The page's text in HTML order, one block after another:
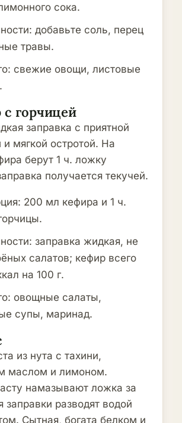
сока.
добавьте соль, перец
травы.
свежие овощи, листовые
с горчицей
заправка с приятной
и мягкой остротой. На
берут 1 ч. ложку
получается текучей.
200 мл кефира и 1 ч.
заправка жидкая, не
салатов; кефир всего
на 100 г.
овощные салаты,
супы, маринад.
из нута с тахини,
маслом и лимоном.
намазывают ложка за
заправки разводят водой
Сытная, богата белком и